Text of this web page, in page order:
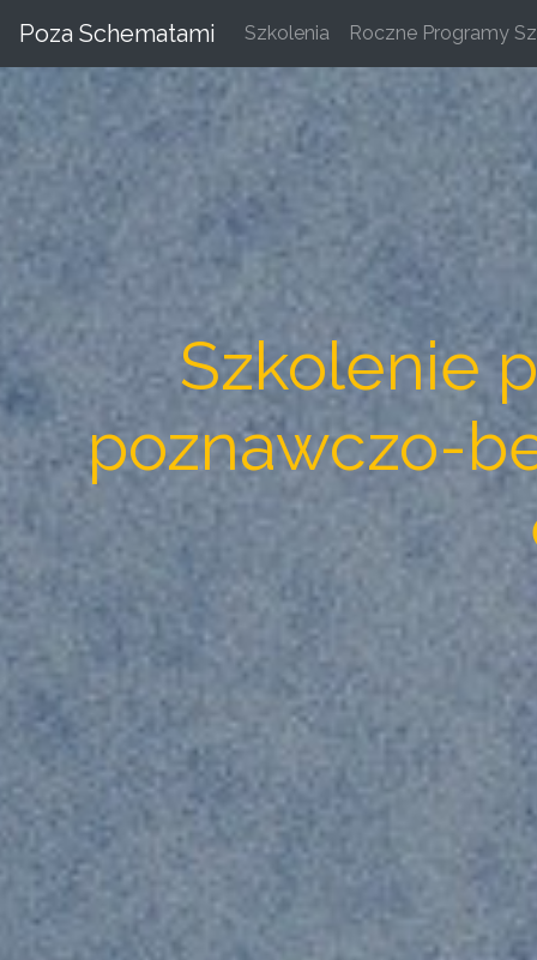
Poza Schematami Szkolenia Roczne Programy
Szkolenie
poznawczo-